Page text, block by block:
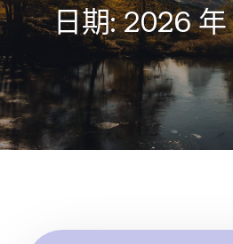
日期:2026 年